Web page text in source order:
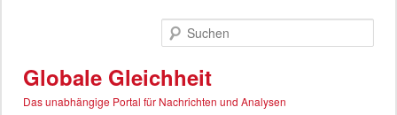
Globale Gleichheit
Das unabhängige Portal für Nachrichten und Analysen